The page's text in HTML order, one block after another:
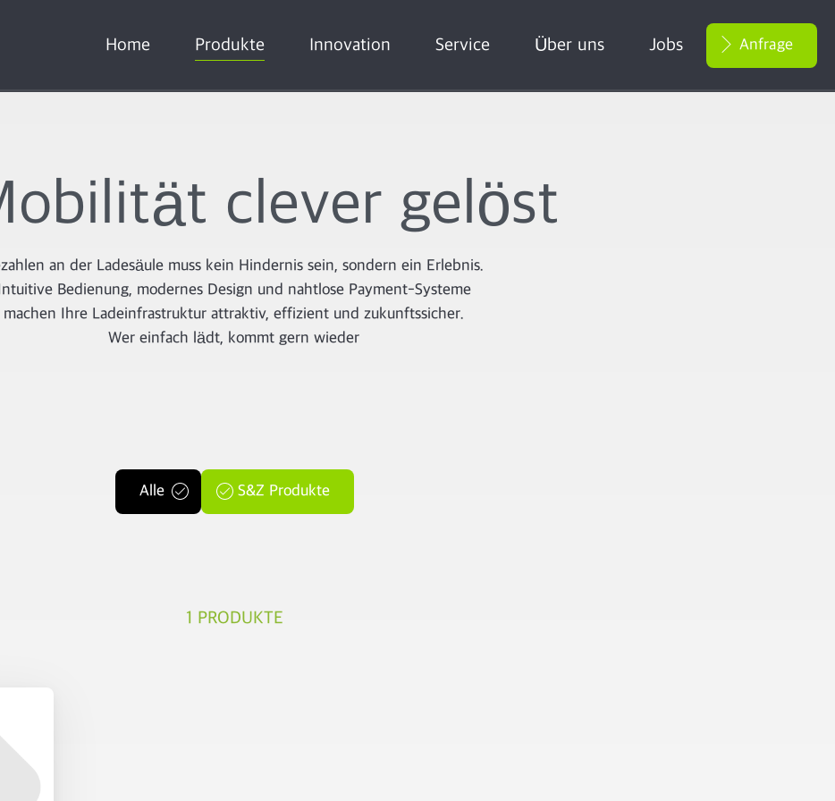
Home Produkte Innovation Service Über uns Jobs Anfrage
clever gelöst
an der Ladesäule muss kein Hindernis sein, sondern ein Erlebnis.
Bedienung, modernes Design und nahtlose Payment-Systeme
machen Ihre Ladeinfrastruktur attraktiv, effizient und zukunftssicher.
Wer einfach lädt, kommt gern wieder
Alle S&Z Produkte
1 PRODUKTE